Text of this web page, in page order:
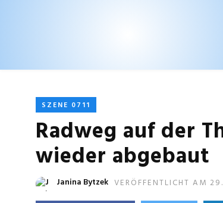
SZENE 0711
Radweg auf der
wieder abgebaut
Janina Bytzek VERÖFFENTLICHT AM